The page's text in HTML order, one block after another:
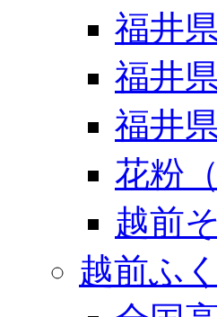
福井
福井
福井
花粉
越前
越前ふ